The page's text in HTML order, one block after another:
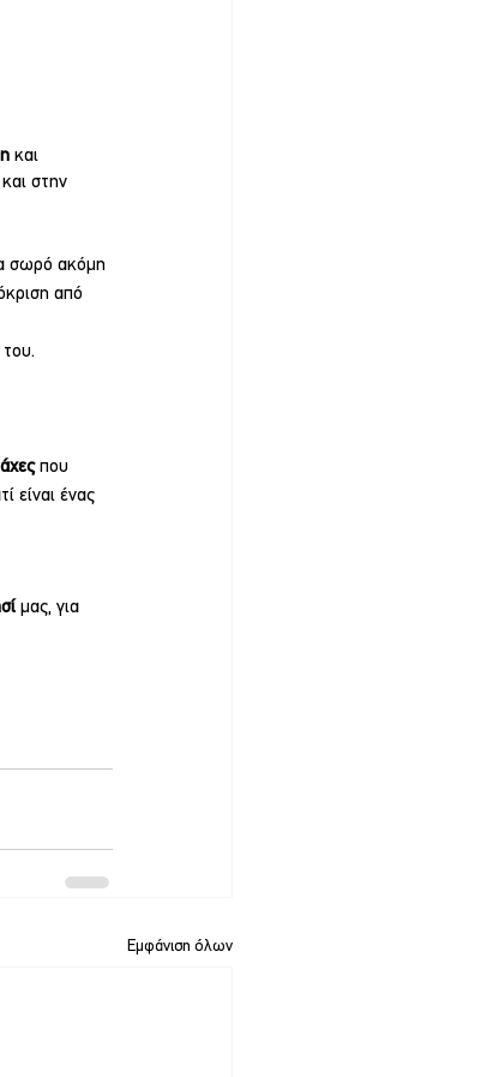
και
στην
σωρό ακόμη
από
του.
που
είναι ένας
μας, για
Εμφάνιση όλων